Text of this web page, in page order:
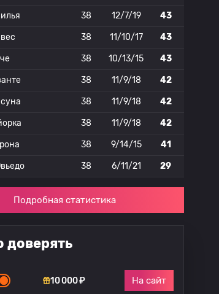
38 12/7/19 43
38 11/10/17 43
38 10/13/15 43
38 11/9/18 42
38 11/9/18 42
38 11/9/18 42
38 9/14/15 41
38 6/11/21 29
Подробная статистика
10 000 ₽ На сайт